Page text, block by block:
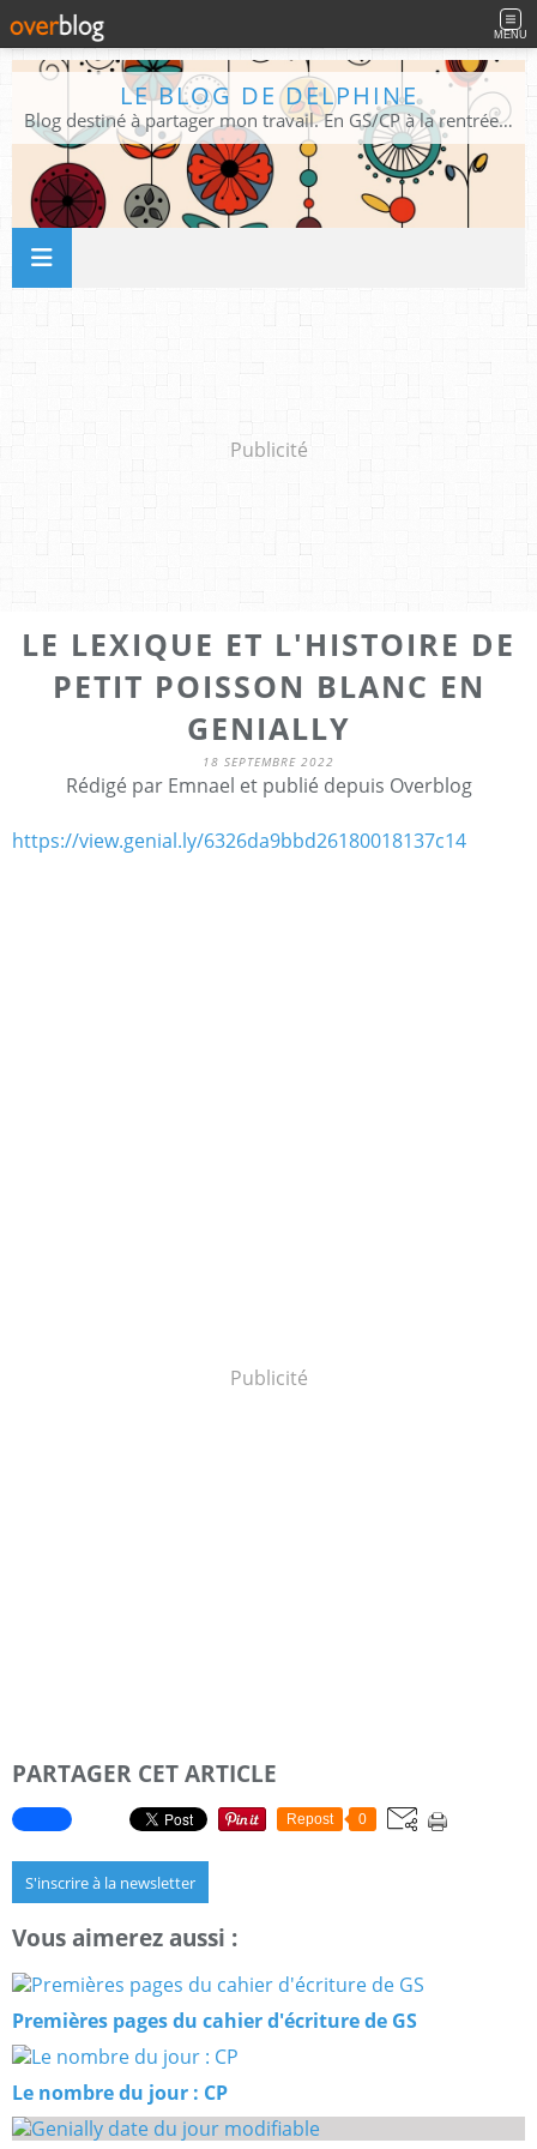
MENU
LE BLOG DE DELPHINE
Blog destiné à partager mon travail. En GS/CP à la rentrée 2026/2027 !
Publicité
LE LEXIQUE ET L'HISTOIRE DE
PETIT POISSON BLANC EN
GENIALLY
18 SEPTEMBRE 2022
Rédigé par Emnael et publié depuis Overblog
https://view.genial.ly/6326da9bbd26180018137c14
Publicité
PARTAGER CET ARTICLE
Repost 0
S'inscrire à la newsletter
Vous aimerez aussi :
Premières pages du cahier d'écriture de GS
Le nombre du jour : CP